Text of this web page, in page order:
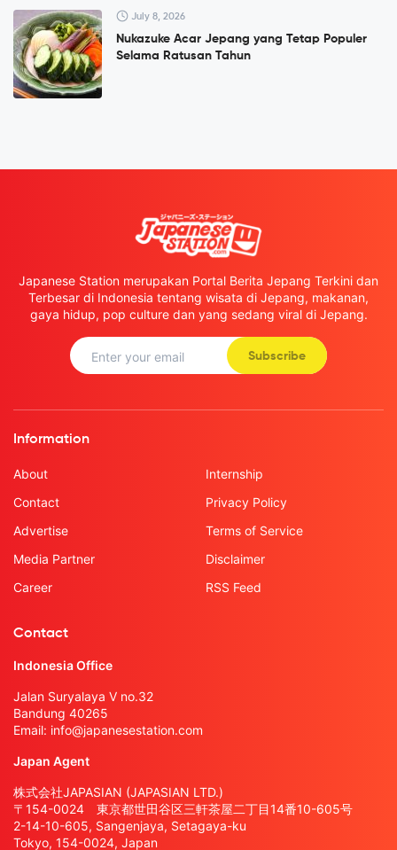
July 8, 2026
Nukazuke Acar Jepang yang Tetap Populer
Selama Ratusan Tahun
Japanese Station merupakan Portal Berita Jepang Terkini dan
Terbesar di Indonesia tentang wisata di Jepang, makanan,
gaya hidup, pop culture dan yang sedang viral di Jepang.
Subscribe
Information
About
Contact
Advertise
Media Partner
Career
Internship
Privacy Policy
Terms of Service
Disclaimer
RSS Feed
Contact
Indonesia Office
Jalan Suryalaya V no.32
Bandung 40265
Email: info@japanesestation.com
Japan Agent
株式会社JAPASIAN (JAPASIAN LTD.)
〒154-0024 東京都世田谷区三軒茶屋二丁目14番10-605号
2-14-10-605, Sangenjaya, Setagaya-ku
Tokyo, 154-0024, Japan